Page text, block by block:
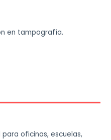
en tampografía.
oficinas, escuelas,